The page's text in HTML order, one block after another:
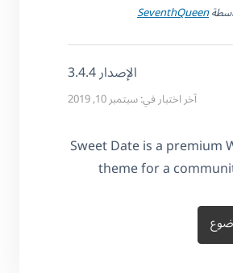
SeventhQueen
الإصدار 3.4.4
آخر اختبار في: سبتمبر 10, 2019
Sweet Date is a premium
theme for a